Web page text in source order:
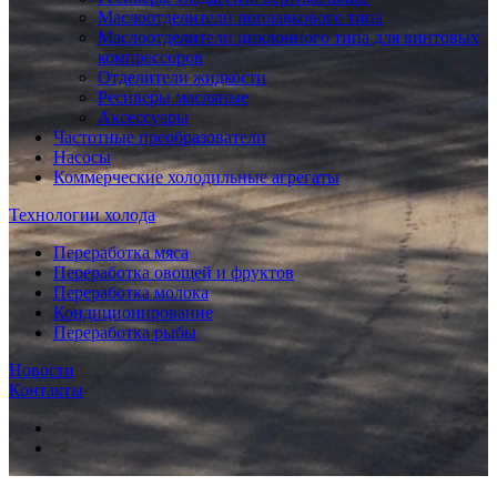
Маслоотделители поплавкового типа
Маслоотделители циклонного типа для винтовых
компрессоров
Отделители жидкости
Ресиверы масляные
Аксессуары
Частотные преобразователи
Насосы
Коммерческие холодильные агрегаты
Технологии холода
Переработка мяса
Переработка овощей и фруктов
Переработка молока
Кондиционирование
Переработка рыбы
Новости
Контакты